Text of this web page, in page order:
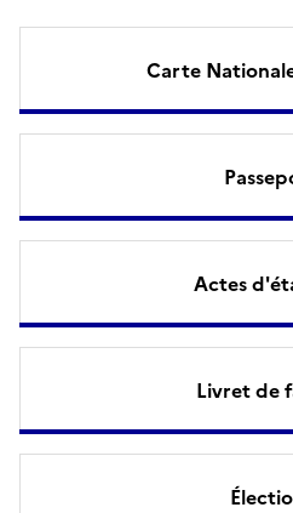
Carte
Actes
Livret de